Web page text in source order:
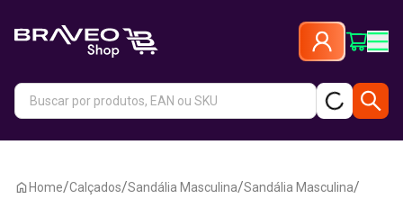
Home/Calçados/Sandália Masculina/Sandália Masculina/